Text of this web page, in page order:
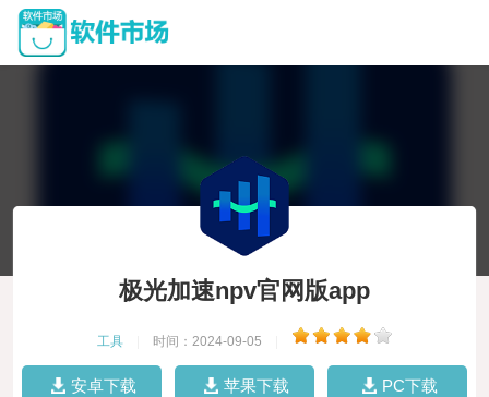
极光加速npv官网版app
工具 时间：2024-09-05
安卓下载 苹果下载 PC下载